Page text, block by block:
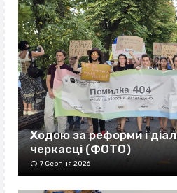
Ходою за реформи і
черкасці (ФОТО)
7 Серпня 2026